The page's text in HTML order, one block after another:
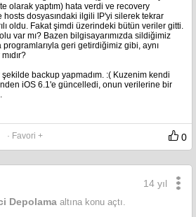
bilgilerine ihtiyacım var. Bir de,
veya router önerileriniz varsa nelerdir?
olarak yaptım) hata verdi ve recovery
hosts dosyasındaki ilgili IP'yi silerek tekrar
oldu. Fakat şimdi üzerindeki bütün veriler gitti.
var mı? Bazen bilgisayarımızda sildiğimiz
geri getirdiğimiz gibi, aynı
backup yapmadım. :( Kuzenim kendi
iOS 6.1'e güncelledi, onun verilerine bir
· Favori + 0
Depolama altına konu açtı.
14 yıl